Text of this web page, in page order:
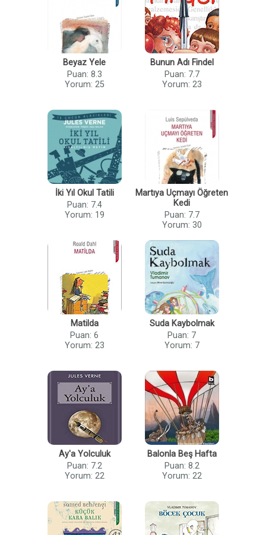
Beyaz Yele
Puan: 8.3
Yorum: 25
Bunun Adı Findel
Puan: 7.7
Yorum: 23
İki Yıl Okul Tatili
Puan: 7.4
Yorum: 19
Martıya Uçmayı Öğreten
Kedi
Puan: 7.7
Yorum: 30
Matilda
Puan: 6
Yorum: 23
Suda Kaybolmak
Puan: 7
Yorum: 7
Ay'a Yolculuk
Puan: 7.2
Yorum: 22
Balonla Beş Hafta
Puan: 8.2
Yorum: 22